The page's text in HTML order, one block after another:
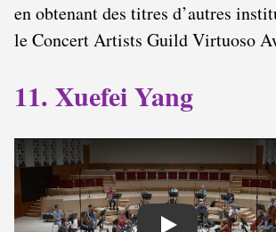
en obtenant des titres d’autres
le Concert Artists Guild Virtuoso
11. Xuefei Yang